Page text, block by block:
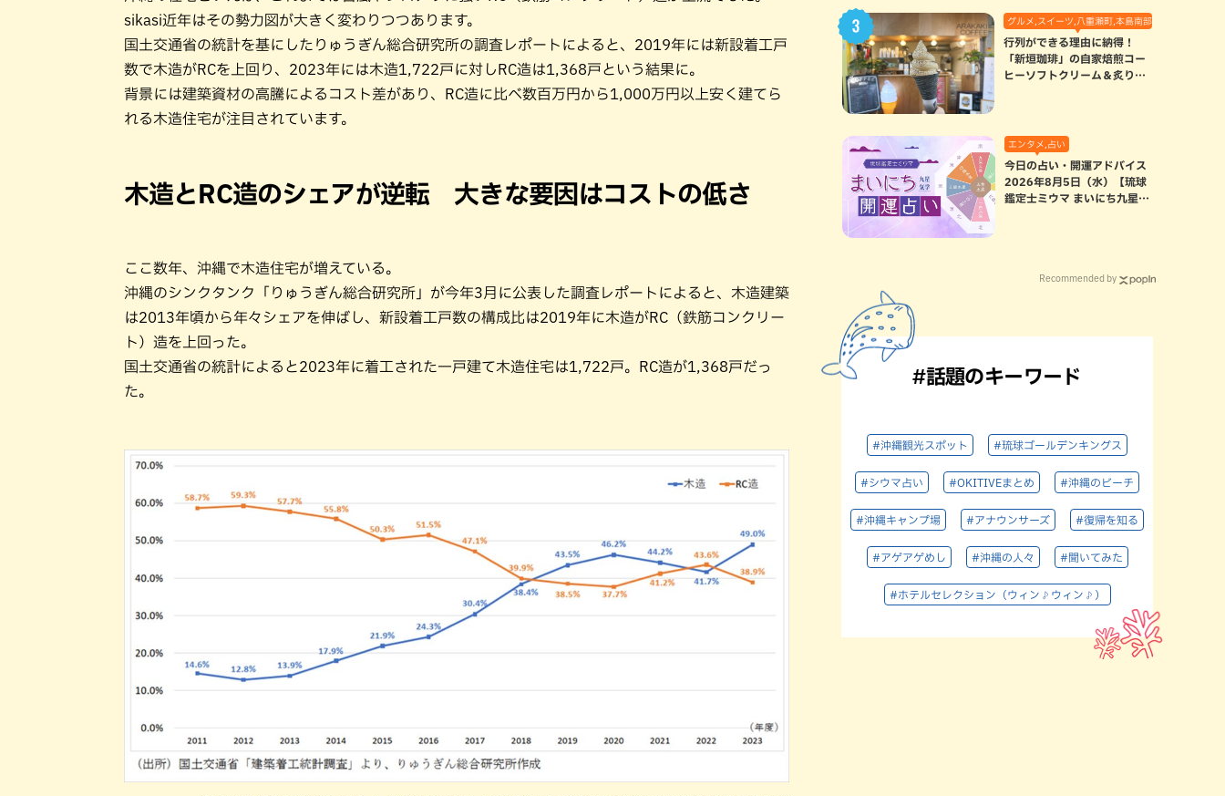
sikasi近年はその勢力図が大きく変わりつつあります。
国土交通省の統計を基にしたりゅうぎん総合研究所の調査レポートによると、2019年には新設着工戸
数で木造がRCを上回り、2023年には木造1,722戸に対しRC造は1,368戸という結果に。
背景には建築資材の高騰によるコスト差があり、RC造に比べ数百万円から1,000万円以上安く建てら
れる木造住宅が注目されています。
木造とRC造のシェアが逆転 大きな要因はコストの低さ
ここ数年、沖縄で木造住宅が増えている。
沖縄のシンクタンク「りゅうぎん総合研究所」が今年3月に公表した調査レポートによると、木造建築
は2013年頃から年々シェアを伸ばし、新設着工戸数の構成比は2019年に木造がRC（鉄筋コンクリー
ト）造を上回った。
国土交通省の統計によると2023年に着工された一戸建て木造住宅は1,722戸。RC造が1,368戸だっ
た。
グルメ,スイーツ,八重瀬町,本島南部
行列ができる理由に納得！
「新垣珈琲」の自家焙煎コー
ヒーソフトクリーム＆炙りマ
エンタメ,占い
今日の占い・開運アドバイス
2026年8月5日（水）【琉球
鑑定士ミウマ まいにち九星気
Recommended by
#話題のキーワード
#沖縄観光スポット #琉球ゴールデンキングス
#シウマ占い #OKITIVEまとめ #沖縄のビーチ
#沖縄キャンプ場 #アナウンサーズ #復帰を知る
#アゲアゲめし #沖縄の人々 #聞いてみた
#ホテルセレクション（ウィン♪ウィン♪）